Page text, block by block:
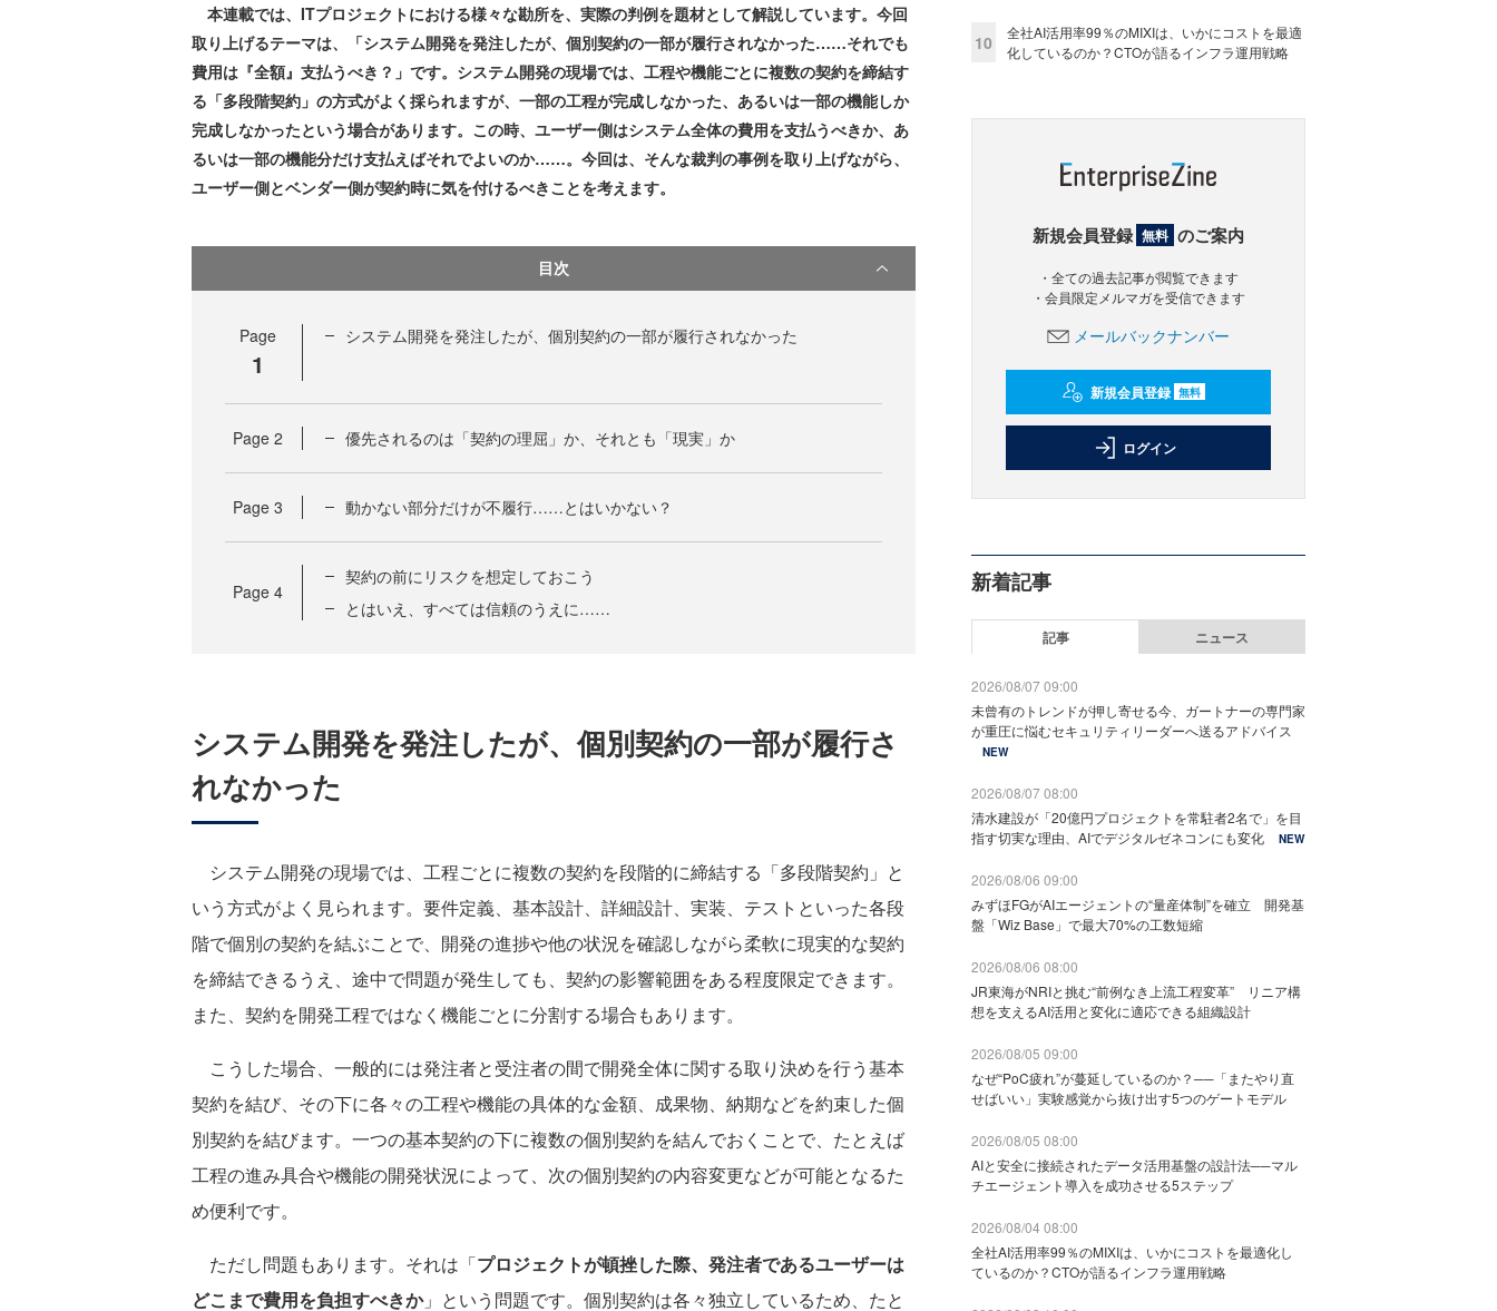
本連載では、ITプロジェクトにおける様々な勘所を、実際の判例を題材として解説しています。今回
取り上げるテーマは、「システム開発を発注したが、個別契約の一部が履行されなかった……それでも
費用は『全額』支払うべき？」です。システム開発の現場では、工程や機能ごとに複数の契約を締結す
る「多段階契約」の方式がよく採られますが、一部の工程が完成しなかった、あるいは一部の機能しか
完成しなかったという場合があります。この時、ユーザー側はシステム全体の費用を支払うべきか、あ
るいは一部の機能分だけ支払えばそれでよいのか……。今回は、そんな裁判の事例を取り上げながら、
ユーザー側とベンダー側が契約時に気を付けるべきことを考えます。
目次
Page
1
システム開発を発注したが、個別契約の一部が履行されなかった
Page 2 優先されるのは「契約の理屈」か、それとも「現実」か
Page 3 動かない部分だけが不履行……とはいかない？
Page 4
契約の前にリスクを想定しておこう
とはいえ、すべては信頼のうえに……
システム開発を発注したが、個別契約の一部が履行さ
れなかった
システム開発の現場では、工程ごとに複数の契約を段階的に締結する「多段階契約」と
いう方式がよく見られます。要件定義、基本設計、詳細設計、実装、テストといった各段
階で個別の契約を結ぶことで、開発の進捗や他の状況を確認しながら柔軟に現実的な契約
を締結できるうえ、途中で問題が発生しても、契約の影響範囲をある程度限定できます。
また、契約を開発工程ではなく機能ごとに分割する場合もあります。
こうした場合、一般的には発注者と受注者の間で開発全体に関する取り決めを行う基本
契約を結び、その下に各々の工程や機能の具体的な金額、成果物、納期などを約束した個
別契約を結びます。一つの基本契約の下に複数の個別契約を結んでおくことで、たとえば
工程の進み具合や機能の開発状況によって、次の個別契約の内容変更などが可能となるた
め便利です。
ただし問題もあります。それは「プロジェクトが頓挫した際、発注者であるユーザーは
どこまで費用を負担すべきか」という問題です。個別契約は各々独立しているため、たと
10
全社AI活用率99％のMIXIは、いかにコストを最適
化しているのか？CTOが語るインフラ運用戦略
新規会員登録 無料 のご案内
・全ての過去記事が閲覧できます
・会員限定メルマガを受信できます
メールバックナンバー
新規会員登録 無料
ログイン
新着記事
記事 ニュース
2026/08/07 09:00
未曾有のトレンドが押し寄せる今、ガートナーの専門家
が重圧に悩むセキュリティリーダーへ送るアドバイス
NEW
2026/08/07 08:00
清水建設が「20億円プロジェクトを常駐者2名で」を目
指す切実な理由、AIでデジタルゼネコンにも変化
NEW
2026/08/06 09:00
みずほFGがAIエージェントの“量産体制”を確立 開発基
盤「Wiz Base」で最大70%の工数短縮
2026/08/06 08:00
JR東海がNRIと挑む“前例なき上流工程変革” リニア構
想を支えるAI活用と変化に適応できる組織設計
2026/08/05 09:00
なぜ“PoC疲れ”が蔓延しているのか？──「またやり直
せばいい」実験感覚から抜け出す5つのゲートモデル
2026/08/05 08:00
AIと安全に接続されたデータ活用基盤の設計法──マル
チエージェント導入を成功させる5ステップ
2026/08/04 08:00
全社AI活用率99％のMIXIは、いかにコストを最適化し
ているのか？CTOが語るインフラ運用戦略